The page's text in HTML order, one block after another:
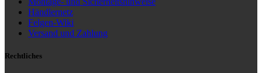
Händlernetz
Felgen-Wiki
Versand und Zahlung
Rechtliches